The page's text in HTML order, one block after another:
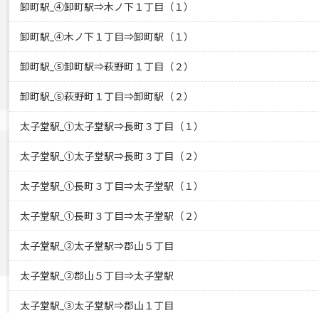
卸町駅_④卸町駅⇒木ノ下１丁目（１）
卸町駅_④木ノ下１丁目⇒卸町駅（１）
卸町駅_⑤卸町駅⇒萩野町１丁目（２）
卸町駅_⑤萩野町１丁目⇒卸町駅（２）
太子堂駅_①太子堂駅⇒長町３丁目（１）
太子堂駅_①太子堂駅⇒長町３丁目（２）
太子堂駅_①長町３丁目⇒太子堂駅（１）
太子堂駅_①長町３丁目⇒太子堂駅（２）
太子堂駅_②太子堂駅⇒郡山５丁目
太子堂駅_②郡山５丁目⇒太子堂駅
太子堂駅_③太子堂駅⇒郡山１丁目